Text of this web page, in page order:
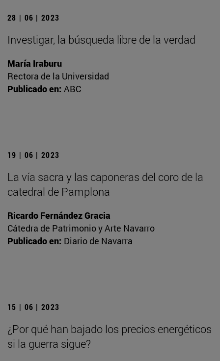
28 | 06 | 2023
Investigar, la búsqueda libre de la verdad
María Iraburu
Rectora de la Universidad
Publicado en: ABC
19 | 06 | 2023
La vía sacra y las caponeras del coro de la
catedral de Pamplona
Ricardo Fernández Gracia
Cátedra de Patrimonio y Arte Navarro
Publicado en: Diario de Navarra
15 | 06 | 2023
¿Por qué han bajado los precios energéticos
si la guerra sigue?